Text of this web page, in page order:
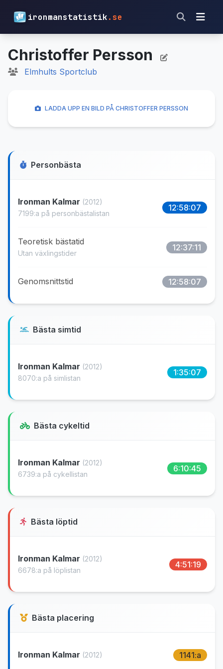
ironmanstatistik.se
Christoffer Persson
Elmhults Sportclub
Personbästa
Ironman Kalmar (2012)
7199:a på personbästalistan
12:58:07
Teoretisk bästatid
Utan växlingstider
12:37:11
Genomsnittstid 12:58:07
Bästa simtid
Ironman Kalmar (2012)
8070:a på simlistan
1:35:07
Bästa cykeltid
Ironman Kalmar (2012)
6739:a på cykellistan
6:10:45
Bästa löptid
Ironman Kalmar (2012)
6678:a på löplistan
4:51:19
Bästa placering
Ironman Kalmar (2012) 1141:a
LADDA UPP EN BILD PÅ CHRISTOFFER PERSSON